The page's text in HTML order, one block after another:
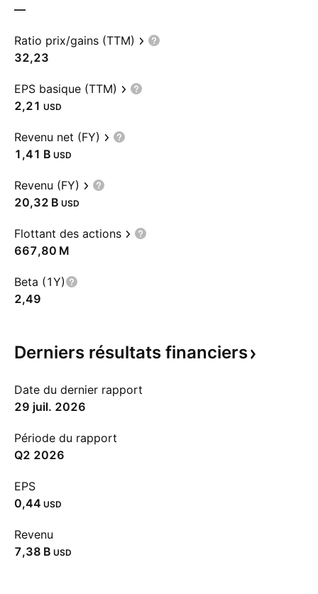
—
Ratio prix/gains (TTM)
32,23
EPS basique (TTM)
2,21 USD
Revenu net (FY)
‪1,41 B‬ USD
Revenu (FY)
‪20,32 B‬ USD
Flottant des actions
‪667,80 M‬
Beta (1Y)
2,49
Derniers résultats financiers
Date du dernier rapport
29 juil. 2026
Période du rapport
Q2 2026
EPS
0,44 USD
Revenu
‪7,38 B‬ USD